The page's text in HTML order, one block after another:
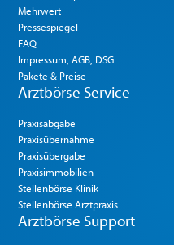
Mehrwert
Pressespiegel
FAQ
Impressum, AGB, DSG
Pakete & Preise
Arztbörse Service
Praxisabgabe
Praxisübernahme
Praxisübergabe
Praxisimmobilien
Stellenbörse Klinik
Stellenbörse Arztpraxis
Arztbörse Support